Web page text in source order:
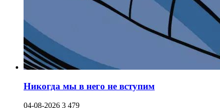
Никогда мы в него не вступим
04-08-2026 3 479